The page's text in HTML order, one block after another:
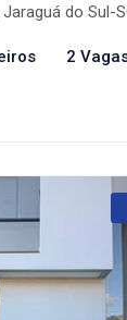
do Sul-
2